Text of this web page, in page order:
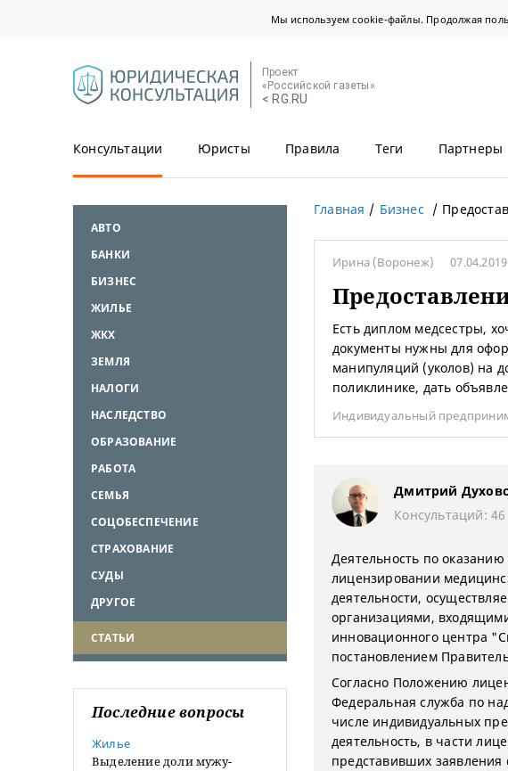
Мы используем cookie-файлы. Продолжая
Проект
«Российской газеты»
< RG.RU
Консультации Юристы Правила Теги Партнеры
АВТО
БАНКИ
БИЗНЕС
ЖИЛЬЕ
ЖКХ
ЗЕМЛЯ
НАЛОГИ
НАСЛЕДСТВО
ОБРАЗОВАНИЕ
РАБОТА
СЕМЬЯ
СОЦОБЕСПЕЧЕНИЕ
СТРАХОВАНИЕ
СУДЫ
ДРУГОЕ
СТАТЬИ
Последние вопросы
Жилье
Выделение доли мужу-
Главная Бизнес
Ирина (Воронеж) 07.04.2019
Есть диплом медсестры,
документы нужны для
манипуляций (уколов) на
поликлинике, дать
Индивидуальный
Дмитрий
Консультаций: 46
Деятельность по
лицензировании
деятельности,
организациями,
инновационного центра
постановлением
Согласно Положению
Федеральная служба по
числе индивидуальных
деятельность, в части
представивших